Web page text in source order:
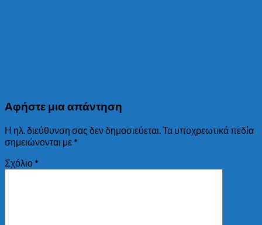
Αφήστε μια απάντηση
Η ηλ. διεύθυνση σας δεν δημοσιεύεται. Τα υποχρεωτικά πεδία
σημειώνονται με*
Σχόλιο*